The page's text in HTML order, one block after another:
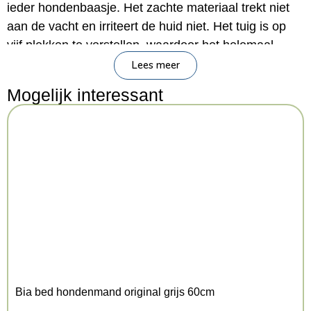
ieder hondenbaasje. Het zachte materiaal trekt niet
aan de vacht en irriteert de huid niet. Het tuig is op
vijf plekken te verstellen, waardoor het helemaal
passend te maken is voor jouw hond. Het tuigje is te
wassen op 40 graden Celsius.
– Hondentuig van Morso
Lees meer
Mogelijk interessant
Bia bed hondenmand original grijs 60cm